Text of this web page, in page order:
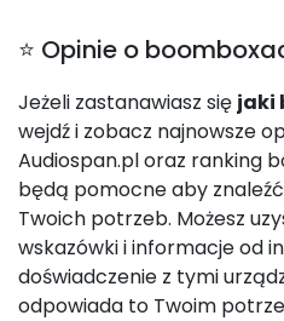
⭐ Opinie o
Jeżeli zastanawiasz się jaki
wejdź i zobacz najnowsze
Audiospan.pl oraz ranking
będą pomocne aby
Twoich potrzeb. Możesz
wskazówki i informacje od
doświadczenie z tymi
odpowiada to Twoim